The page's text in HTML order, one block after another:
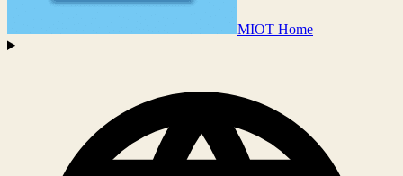
MIOT Home